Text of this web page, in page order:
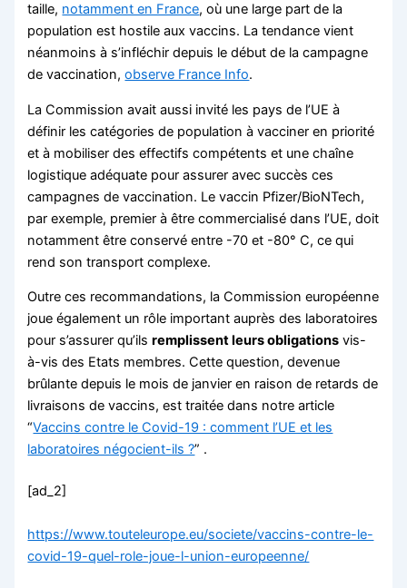
taille, notamment en France, où une large part de la
population est hostile aux vaccins. La tendance vient
néanmoins à s’infléchir depuis le début de la campagne
de vaccination,observe France Info.
La Commission avait aussi invité les pays de l’UE à
définir les catégories de population à vacciner en priorité
et à mobiliser des effectifs compétents et une chaîne
logistique adéquate pour assurer avec succès ces
campagnes de vaccination. Le vaccin Pfizer/BioNTech,
par exemple, premier à être commercialisé dans l’UE, doit
notamment être conservé entre -70 et -80° C, ce qui
rend son transport complexe.
Outre ces recommandations, la Commission européenne
joue également un rôle important auprès des laboratoires
pour s’assurer qu’ilsremplissent leurs obligations vis-
à-vis des Etats membres. Cette question, devenue
brûlante depuis le mois de janvier en raison de retards de
livraisons de vaccins, est traitée dans notre article
“Vaccins contre le Covid-19 : comment l’UE et les
laboratoires négocient-ils ?” .
[ad_2]
https://www.touteleurope.eu/societe/vaccins-contre-le-
covid-19-quel-role-joue-l-union-europeenne/